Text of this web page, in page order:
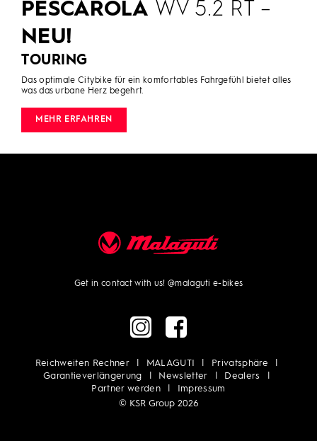
PESCAROLA WV 5.2 RT –
NEU!
TOURING
Das optimale Citybike für ein komfortables Fahrgefühl bietet alles
was das urbane Herz begehrt.
MEHR ERFAHREN
Get in contact with us!@malaguti e-bikes
Reichweiten Rechner MALAGUTI
Privatsphäre
Garantieverlängerung
Newsletter
Dealers
Partner werden
Impressum
© KSR Group 2026